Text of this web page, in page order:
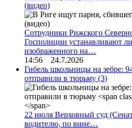
(видео)
Сотрудники Рижского
Госполиции устанавливают
изображенного на…
14:56 24.7.2026
Гибель школьницы на зебре:
отправили в тюрьму (3)
22 июля Верховный суд
водителю, по вине…